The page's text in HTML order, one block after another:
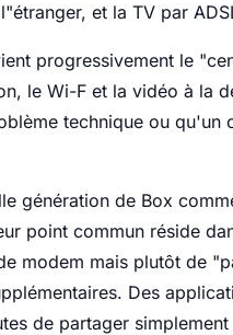
et la TV par
progressivement le
le Wi-F et la vidéo à la
technique ou qu'un
génération de Box
point commun réside
modem mais plutôt de
Des
de partager